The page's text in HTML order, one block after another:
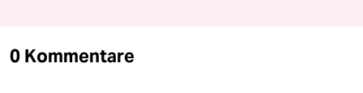
0 Kommentare